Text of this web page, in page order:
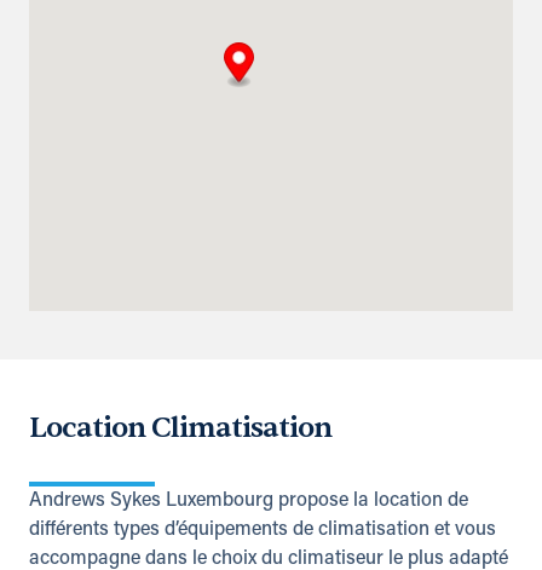
Location Climatisation
Andrews Sykes Luxembourg propose la location de
différents types d’équipements de climatisation et vous
accompagne dans le choix du climatiseur le plus adapté